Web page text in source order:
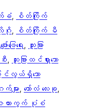
ခံ,
စိတ်ကြိုက်
ဂို,
စိတ်ကြိုက် မီ
ဖျော်ဖြေရေး, ထူးခြား
း, ထူးခြားထင်ရှားသော
ြင်လွယ်ရှိသော
များ, ကော်လံ လေးခု
ယားကွက် ပုံစံ